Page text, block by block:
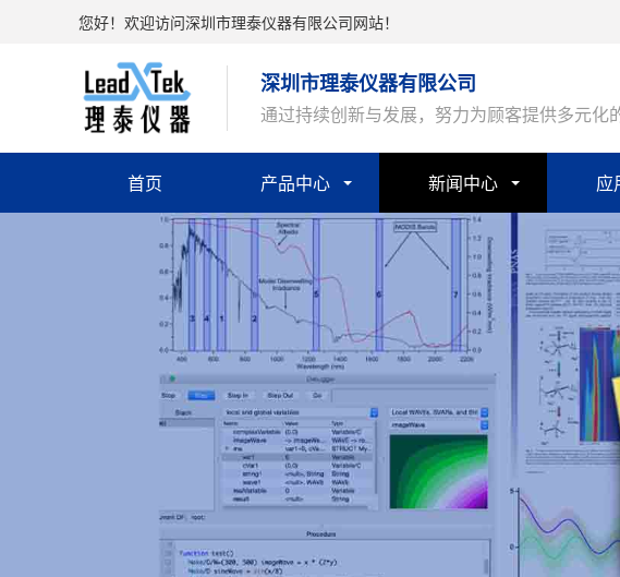
您好！欢迎访问深圳市理泰仪器有限公司网站！
深圳市理泰仪器有限公司
通过持续创新与发展，努力为顾客提供多元化
首页 产品中心 新闻中心 应